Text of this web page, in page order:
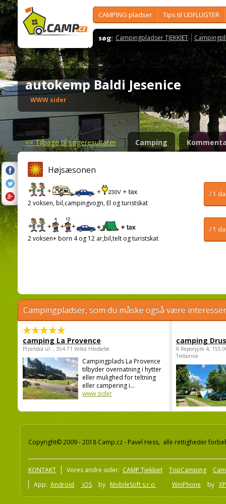
CAMPING pladser Tips til UDFLUGTER
søg: Campingpladser TJEKKIET
autokemp Baldi Jesenice
WWW sider
<<Tilbage til søgeresultater Camping
Højsæsonen
/ 1
2 voksen, bil,campingvogn, El og turistskat
/ 1
2 voksen+ born 4 og 12 ar,bil,telt og turistskat
Campingpladser, som du måske også være
camping La Provence
Plzeňská ul. , 354 71 Velká Hleďsebe
Campingplads La Provence
tilbyder overnatning i hytter
eller mulighed for teltning
eller campering i...
www sider
camping
K Reporyjim 4, 155
Trebonice
Copyright© 2009 - 2018 Camp.cz - Pavel Hess, alle rettigheder
KONTAKT Vores andre sider: CAMP Tjekkiet TopCamping
App: Android iOS by MobileSoft s.r.o WinPhone by